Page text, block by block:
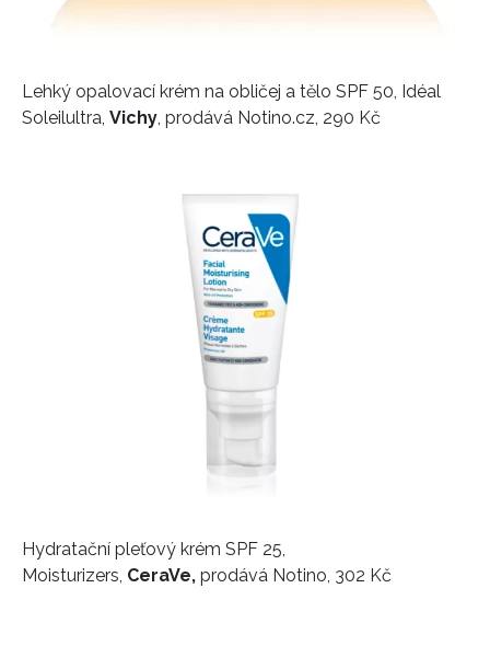
Lehký opalovací krém na obličej a tělo SPF 50, Idéal
Soleilultra, Vichy, prodává Notino.cz, 290 Kč
Hydratační pleťový krém SPF 25,
Moisturizers, CeraVe, prodává Notino, 302 Kč